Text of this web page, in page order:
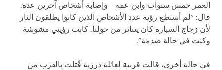
العمر خمس سنوات وابن عمه – وإصابة أشخاص آخرين عدة.
قال: "لم أستطع رؤية عدد الأشخاص الذين كانوا يطلقون النار
لأن زجاج السيارة كان يتناثر من حولنا. كانت رؤيتي مشوشة
وكنت في حالة صدمة".
في حالة أخرى، قالت قريبة لعائلة درزية قُتلت بالقرب من